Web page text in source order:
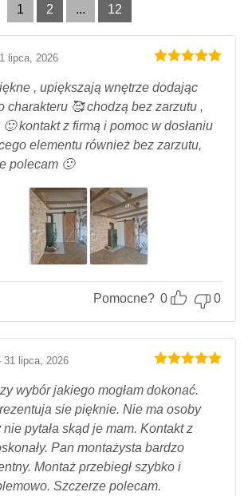
1 2 ... 12
na 5.
lipca, 2026
, upiększają wnętrze dodając
charakteru 🥰 chodzą bez zarzutu ,
kontakt z firmą i pomoc w dosłaniu
elementu również bez zarzutu,
polecam 🙂
Pomocne? 0 0
na 5.
31 lipca, 2026
wybór jakiego mogłam dokonać.
sie pięknie. Nie ma osoby
nie pytała skąd je mam. Kontakt z
Pan montażysta bardzo
Montaż przebiegł szybko i
Szczerze polecam.